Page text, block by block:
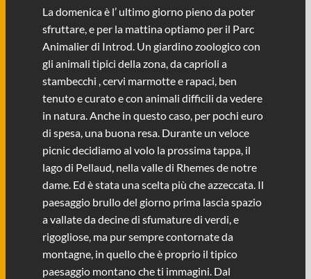
La domenica è l’ ultimo giorno pieno da poter
sfruttare, e per la mattina optiamo per il Parc
Animalier di Introd. Un giardino zoologico con
gli animali tipici della zona, da caprioli a
stambecchi , cervi marmotte e rapaci, ben
tenuto e curato e con animali difficili da vedere
in natura. Anche in questo caso, per pochi euro
di spesa, una buona resa. Durante un veloce
picnic decidiamo al volo la prossima tappa, il
lago di Pellaud, nella valle di Rhemes de notre
dame. Ed è stata una scelta più che azzeccata. Il
paesaggio brullo del giorno prima lascia spazio
a vallate da decine di sfumature di verdi, e
rigogliose, ma pur sempre contornate da
montagne, in quello che è proprio il tipico
paesaggio montano che ti immagini. Dal